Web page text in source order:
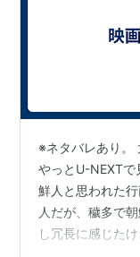
※ネタバレあり。
やっとU-NEXTで
鮮人と思われた
人だが、穢多で
し冗長に感じた